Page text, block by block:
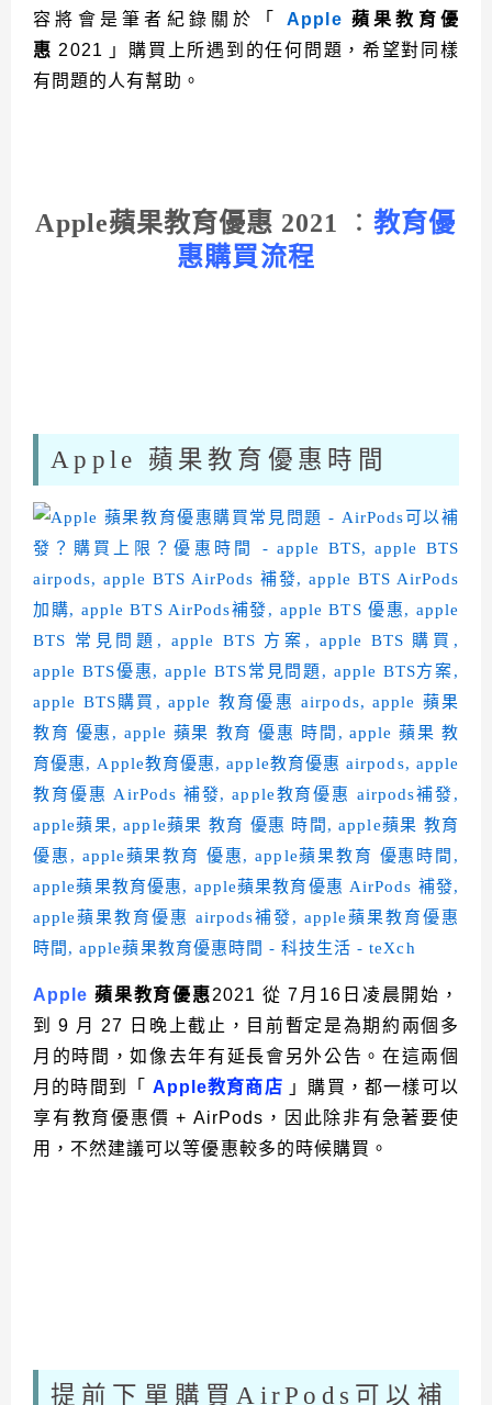
容將會是筆者紀錄關於「Apple 蘋果教育優
惠 2021 」購買上所遇到的任何問題，希望對同樣
有問題的人有幫助。
Apple蘋果教育優惠 2021 ：教育優
惠購買流程
Apple 蘋果教育優惠時間
Apple蘋果教育優惠2021 從 7月16日凌晨開始，
到 9 月 27 日晚上截止，目前暫定是為期約兩個多
月的時間，如像去年有延長會另外公告。在這兩個
月的時間到「 Apple教育商店 」購買，都一樣可以
享有教育優惠價 + AirPods，因此除非有急著要使
用，不然建議可以等優惠較多的時候購買。
提前下單購買AirPods可以補